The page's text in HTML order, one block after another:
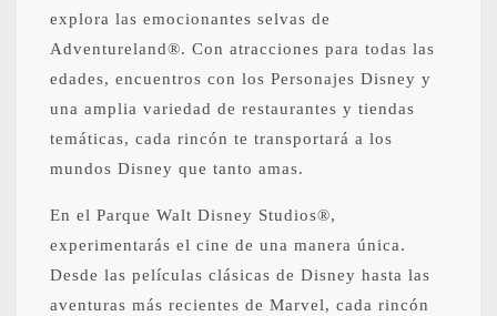
explora las emocionantes selvas de
Adventureland®. Con atracciones para todas las
edades, encuentros con los Personajes Disney y
una amplia variedad de restaurantes y tiendas
temáticas, cada rincón te transportará a los
mundos Disney que tanto amas.
En el Parque Walt Disney Studios®,
experimentarás el cine de una manera única.
Desde las películas clásicas de Disney hasta las
aventuras más recientes de Marvel, cada rincón